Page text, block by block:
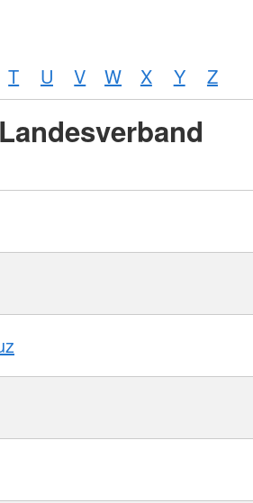
T U V W X Y Z